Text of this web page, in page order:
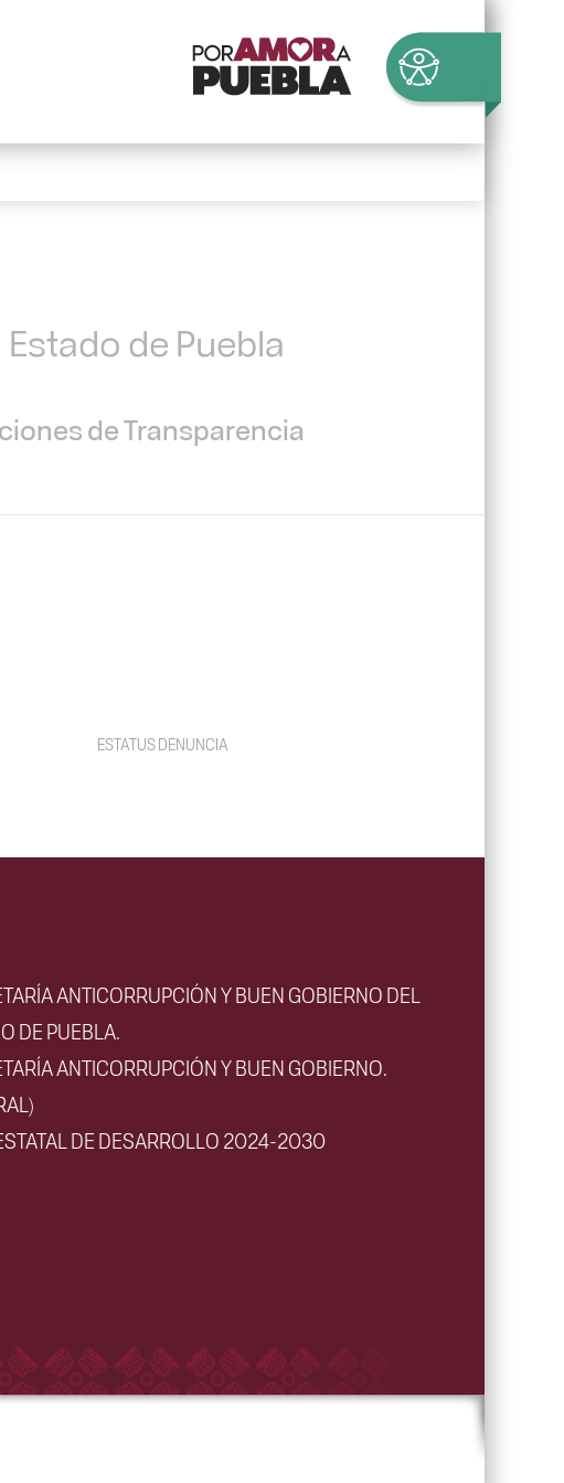
de Puebla
de Transparencia
ESTATUS DENUNCIA
ANTICORRUPCIÓN Y BUEN GOBIERNO DEL
DE PUEBLA.
ANTICORRUPCIÓN Y BUEN GOBIERNO.
DE DESARROLLO 2024-2030